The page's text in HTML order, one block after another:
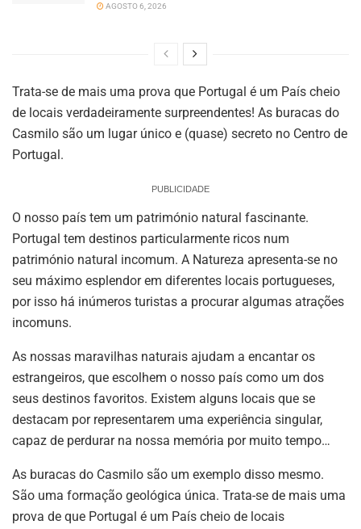
AGOSTO 6, 2026
Trata-se de mais uma prova que Portugal é um País cheio
de locais verdadeiramente surpreendentes! As buracas do
Casmilo são um lugar único e (quase) secreto no Centro de
Portugal.
PUBLICIDADE
O nosso país tem um património natural fascinante.
Portugal tem destinos particularmente ricos num
património natural incomum. A Natureza apresenta-se no
seu máximo esplendor em diferentes locais portugueses,
por isso há inúmeros turistas a procurar algumas atrações
incomuns.
As nossas maravilhas naturais ajudam a encantar os
estrangeiros, que escolhem o nosso país como um dos
seus destinos favoritos. Existem alguns locais que se
destacam por representarem uma experiência singular,
capaz de perdurar na nossa memória por muito tempo…
As buracas do Casmilo são um exemplo disso mesmo.
São uma formação geológica única. Trata-se de mais uma
prova de que Portugal é um País cheio de locais